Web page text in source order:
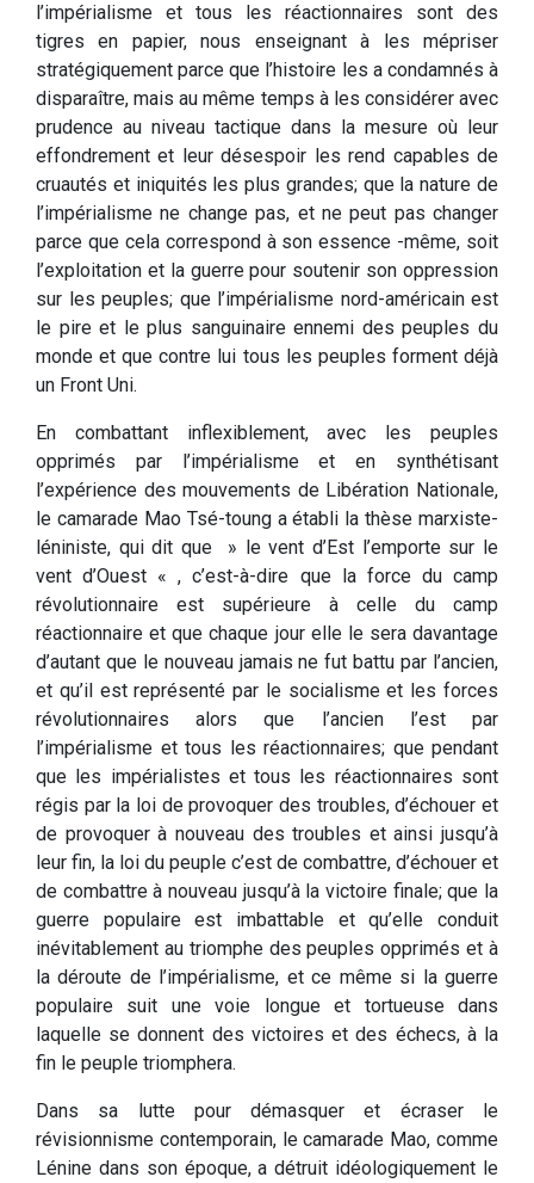
l’impérialisme et tous les réactionnaires sont des
tigres en papier, nous enseignant à les mépriser
stratégiquement parce que l’histoire les a condamnés à
disparaître, mais au même temps à les considérer avec
prudence au niveau tactique dans la mesure où leur
effondrement et leur désespoir les rend capables de
cruautés et iniquités les plus grandes; que la nature de
l’impérialisme ne change pas, et ne peut pas changer
parce que cela correspond à son essence -même, soit
l’exploitation et la guerre pour soutenir son oppression
sur les peuples; que l’impérialisme nord-américain est
le pire et le plus sanguinaire ennemi des peuples du
monde et que contre lui tous les peuples forment déjà
un Front Uni.
En combattant inflexiblement, avec les peuples
opprimés par l’impérialisme et en synthétisant
l’expérience des mouvements de Libération Nationale,
le camarade Mao Tsé-toung a établi la thèse marxiste-
léniniste, qui dit que » le vent d’Est l’emporte sur le
vent d’Ouest « , c’est-à-dire que la force du camp
révolutionnaire est supérieure à celle du camp
réactionnaire et que chaque jour elle le sera davantage
d’autant que le nouveau jamais ne fut battu par l’ancien,
et qu’il est représenté par le socialisme et les forces
révolutionnaires alors que l’ancien l’est par
l’impérialisme et tous les réactionnaires; que pendant
que les impérialistes et tous les réactionnaires sont
régis par la loi de provoquer des troubles, d’échouer et
de provoquer à nouveau des troubles et ainsi jusqu’à
leur fin, la loi du peuple c’est de combattre, d’échouer et
de combattre à nouveau jusqu’à la victoire finale; que la
guerre populaire est imbattable et qu’elle conduit
inévitablement au triomphe des peuples opprimés et à
la déroute de l’impérialisme, et ce même si la guerre
populaire suit une voie longue et tortueuse dans
laquelle se donnent des victoires et des échecs, à la
fin le peuple triomphera.
Dans sa lutte pour démasquer et écraser le
révisionnisme contemporain, le camarade Mao, comme
Lénine dans son époque, a détruit idéologiquement le